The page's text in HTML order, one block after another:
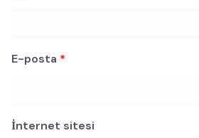
E-posta *
İnternet sitesi